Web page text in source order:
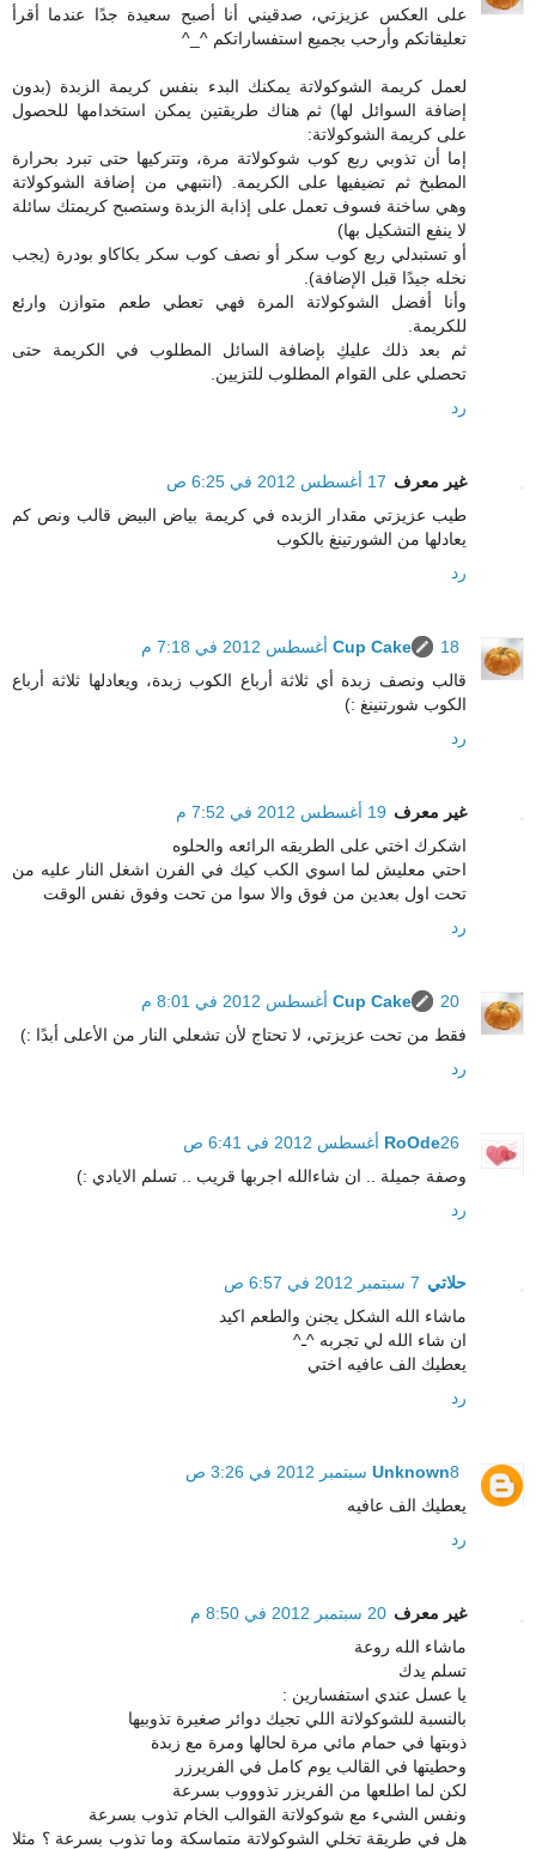
على العكس عزيزتي، صدقيني أنا أصبح سعيدة جدًا عندما أقرأ
تعليقاتكم وأرحب بجميع استفساراتكم ^_^
لعمل كريمة الشوكولاتة يمكنك البدء بنفس كريمة الزبدة (بدون
إضافة السوائل لها) ثم هناك طريقتين يمكن استخدامها للحصول
على كريمة الشوكولاتة:
إما أن تذوبي ربع كوب شوكولاتة مرة، وتتركيها حتى تبرد بحرارة
المطبخ ثم تضيفيها على الكريمة. (انتبهي من إضافة الشوكولاتة
وهي ساخنة فسوف تعمل على إذابة الزبدة وستصبح كريمتك سائلة
لا ينفع التشكيل بها)
أو تستبدلي ربع كوب سكر أو نصف كوب سكر بكاكاو بودرة (يجب
نخله جيدًا قبل الإضافة).
وأنا أفضل الشوكولاتة المرة فهي تعطي طعم متوازن وارئع
للكريمة.
ثم بعد ذلك عليكِ بإضافة السائل المطلوب في الكريمة حتى
تحصلي على القوام المطلوب للتزيين.
رد
غير معرف 17 أغسطس 2012 في 6:25 ص
طيب عزيزتي مقدار الزبده في كريمة بياض البيض قالب ونص كم
يعادلها من الشورتينغ بالكوب
رد
Cup Cake
18 أغسطس 2012 في 7:18 م
قالب ونصف زبدة أي ثلاثة أرباع الكوب زبدة، ويعادلها ثلاثة أرباع
الكوب شورتنينغ :)
رد
غير معرف 19 أغسطس 2012 في 7:52 م
اشكرك اختي على الطريقه الرائعه والحلوه
احتي معليش لما اسوي الكب كيك في الفرن اشغل النار عليه من
تحت اول بعدين من فوق والا سوا من تحت وفوق نفس الوقت
رد
Cup Cake
20 أغسطس 2012 في 8:01 م
فقط من تحت عزيزتي، لا تحتاج لأن تشعلي النار من الأعلى أبدًا :)
رد
RoOde26 أغسطس 2012 في 6:41 ص
وصفة جميلة .. ان شاءالله اجربها قريب .. تسلم الايادي :)
رد
حلاتي 7 سبتمبر 2012 في 6:57 ص
ماشاء الله الشكل يجنن والطعم اكيد
ان شاء الله لي تجربه ^ـ^
يعطيك الف عافيه اختي
رد
Unknown8 سبتمبر 2012 في 3:26 ص
يعطيك الف عافيه
رد
غير معرف 20 سبتمبر 2012 في 8:50 م
ماشاء الله روعة
تسلم يدك
يا عسل عندي استفسارين :
بالنسبة للشوكولاتة اللي تجيك دوائر صغيرة تذوبيها
ذوبتها في حمام مائي مرة لحالها ومرة مع زبدة
وحطيتها في القالب يوم كامل في الفريرزر
لكن لما اطلعها من الفريزر تذوووب بسرعة
ونفس الشيء مع شوكولاتة القوالب الخام تذوب بسرعة
هل في طريقة تخلي الشوكولاتة متماسكة وما تذوب بسرعة ؟ مثلا